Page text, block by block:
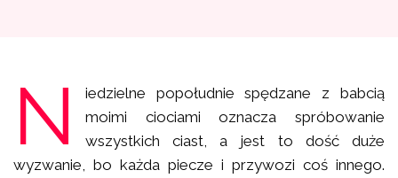
N
iedzielne popołudnie spędzane z babcią
moimi ciociami oznacza spróbowanie
wszystkich ciast, a jest to dość duże
wyzwanie, bo każda piecze i przywozi coś innego.